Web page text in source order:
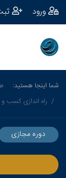
ورود
شما اینجا هستید:
راه اندازی کسب و
دوره مجازی